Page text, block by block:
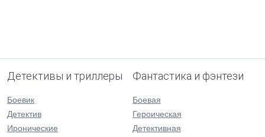
Детективы и триллеры
Боевик
Детектив
Иронические
Фантастика и фэнтези
Боевая
Героическая
Детективная